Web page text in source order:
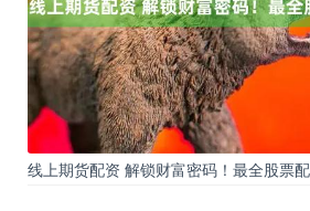
线上期货配资 解锁财富密码！最全股票